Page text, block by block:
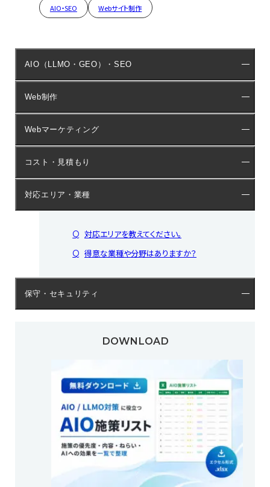
AIO・SEO Webサイト制作
AIO（LLMO・GEO）・SEO
Web制作
Webマーケティング
コスト・見積もり
対応エリア・業種
対応エリアを教えてください。
得意な業種や分野はありますか？
保守・セキュリティ
DOWNLOAD